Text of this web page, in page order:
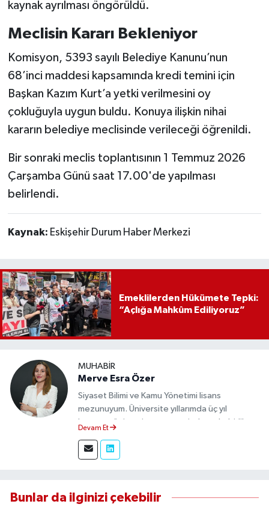
kaynak ayrılması öngörüldü.
Meclisin Kararı Bekleniyor
Komisyon, 5393 sayılı Belediye Kanunu’nun
68’inci maddesi kapsamında kredi temini için
Başkan Kazım Kurt’a yetki verilmesini oy
çokluğuyla uygun buldu. Konuya ilişkin nihai
kararın belediye meclisinde verileceği öğrenildi.
Bir sonraki meclis toplantısının 1 Temmuz 2026
Çarşamba Günü saat 17.00'de yapılması
belirlendi.
Kaynak: Eskişehir Durum Haber Merkezi
Emeklilerden Hükümete Tepki:
“Açlığa Mahkûm Ediliyoruz”
MUHABIR
Merve Esra Özer
Siyaset Bilimi ve Kamu Yönetimi lisans
mezunuyum. Üniversite yıllarımda üç yıl
boyunca üniversite gazetesinde muhabirlik
Haber'de sahadan doğru ve tarafsız bilgi
aktarımı sağlamaktayım.
Devam Et
Bunlar da ilginizi çekebilir